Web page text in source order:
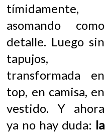
tímidamente,
asomando como
detalle. Luego sin
tapujos,
transformada en
top, en camisa, en
vestido. Y ahora
ya no hay duda: la